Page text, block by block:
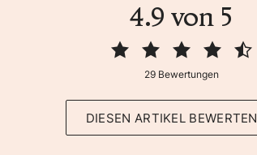
4.9 von 5
29 Bewertungen
DIESEN ARTIKEL BEWERTEN